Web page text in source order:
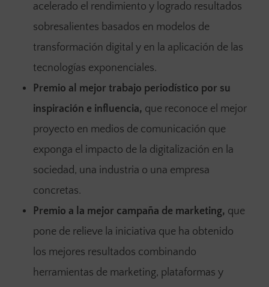
acelerado el rendimiento y logrado resultados
sobresalientes basados en modelos de
transformación digital y en la aplicación de las
tecnologías exponenciales.
Premio al mejor trabajo periodístico por su
inspiración e influencia, que reconoce el mejor
proyecto en medios de comunicación que
exponga el impacto de la digitalización en la
sociedad, una industria o una empresa
concretas.
Premio a la mejor campaña de marketing, que
pone de relieve la iniciativa que ha obtenido
los mejores resultados combinando
herramientas de marketing, plataformas y